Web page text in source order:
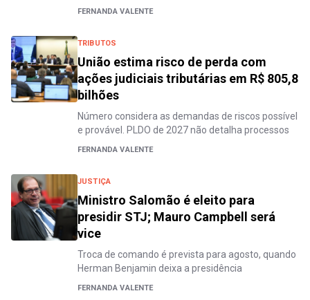
FERNANDA VALENTE
TRIBUTOS
União estima risco de perda com
ações judiciais tributárias em R$ 805,8
bilhões
Número considera as demandas de riscos possível
e provável. PLDO de 2027 não detalha processos
FERNANDA VALENTE
JUSTIÇA
Ministro Salomão é eleito para
presidir STJ; Mauro Campbell será
vice
Troca de comando é prevista para agosto, quando
Herman Benjamin deixa a presidência
FERNANDA VALENTE